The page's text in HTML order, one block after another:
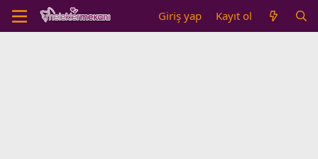
Giriş yap Kayıt ol